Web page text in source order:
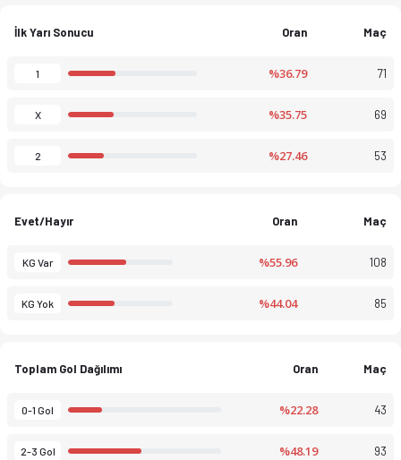
İlk Yarı Sonucu Oran Maç
1 %36.79 71
X %35.75 69
2 %27.46 53
Evet/Hayır Oran Maç
KG Var %55.96 108
KG Yok %44.04 85
Toplam Gol Dağılımı Oran Maç
0-1 Gol %22.28 43
2-3 Gol %48.19 93